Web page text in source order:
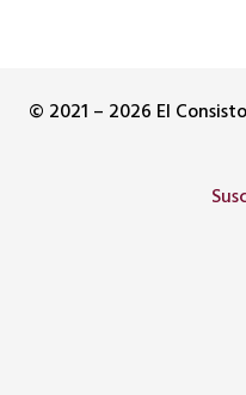
© 2021 – 2026 El